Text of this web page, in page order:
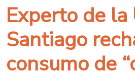
Experto de la
Santiago
consumo de